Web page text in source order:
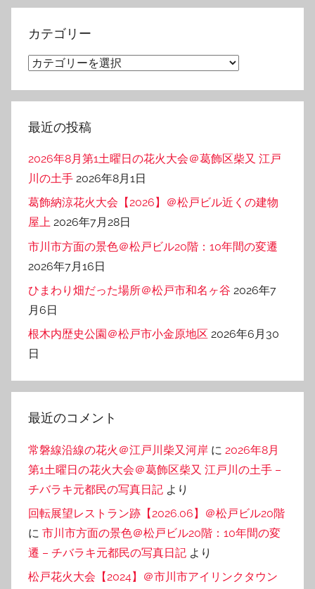
カ
イ
カテゴリー
カ
ゴ
リ
最近の投稿
2026年8月第1土曜日の花火大会＠葛飾区柴又 江戸
川の土手 2026年8月1日
葛飾納涼花火大会【2026】＠松戸ビル近くの建物
屋上 2026年7月28日
市川市方面の景色＠松戸ビル20階：10年間の変遷
2026年7月16日
ひまわり畑だった場所＠松戸市和名ヶ谷 2026年7
月6日
根木内歴史公園＠松戸市小金原地区 2026年6月30
日
最近のコメント
常磐線沿線の花火＠江戸川柴又河岸 に 2026年8月
第1土曜日の花火大会＠葛飾区柴又 江戸川の土手 –
チバラキ元都民の写真日記 より
回転展望レストラン跡【2026.06】＠松戸ビル20階
に 市川市方面の景色＠松戸ビル20階：10年間の変
遷 – チバラキ元都民の写真日記 より
松戸花火大会【2024】＠市川市アイリンクタウン